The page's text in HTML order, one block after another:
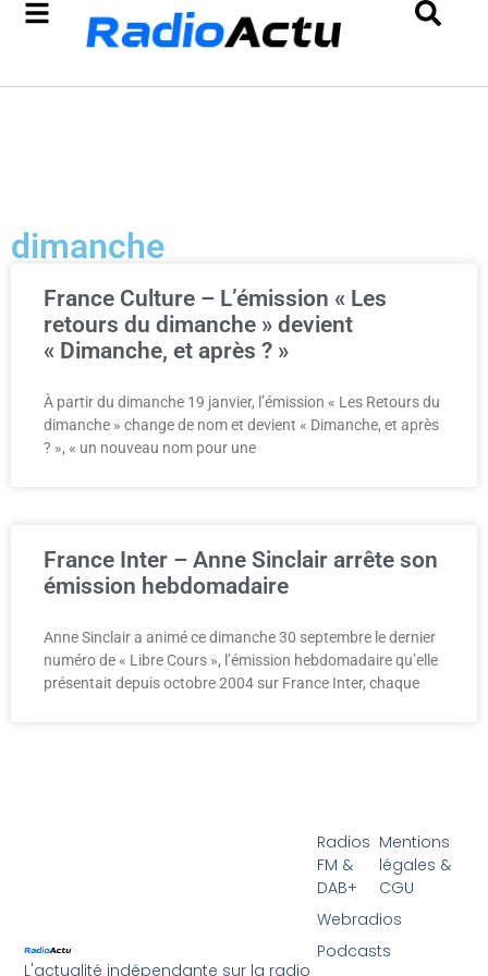
dimanche
France Culture – L’émission « Les
retours du dimanche » devient
« Dimanche, et après ? »
À partir du dimanche 19 janvier, l’émission « Les Retours du
dimanche » change de nom et devient « Dimanche, et après
? », « un nouveau nom pour une
France Inter – Anne Sinclair arrête son
émission hebdomadaire
Anne Sinclair a animé ce dimanche 30 septembre le dernier
numéro de « Libre Cours », l’émission hebdomadaire qu’elle
présentait depuis octobre 2004 sur France Inter, chaque
L'actualité indépendante sur la radio
Radios
FM &
DAB+
Webradios
Podcasts
Mentions
légales &
CGU